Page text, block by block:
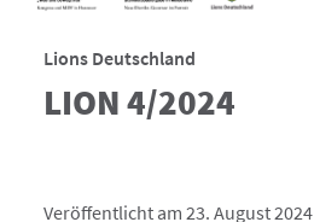
Lions Deutschland
LION 4/2024
Veröffentlicht am 23. August 2024